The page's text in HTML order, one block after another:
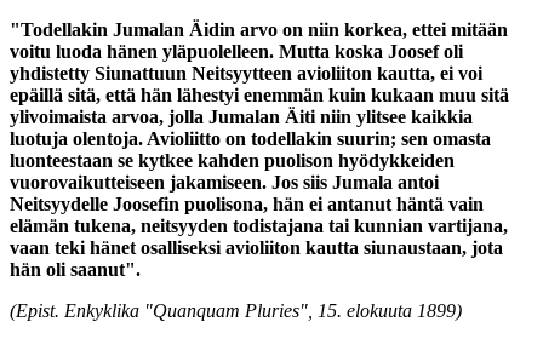
"Todellakin Jumalan Äidin arvo on niin korkea, ettei mitään
voitu luoda hänen yläpuolelleen. Mutta koska Joosef oli
yhdistetty Siunattuun Neitsyytteen avioliiton kautta, ei voi
epäillä sitä, että hän lähestyi enemmän kuin kukaan muu sitä
ylivoimaista arvoa, jolla Jumalan Äiti niin ylitsee kaikkia
luotuja olentoja. Avioliitto on todellakin suurin; sen omasta
luonteestaan se kytkee kahden puolison hyödykkeiden
vuorovaikutteiseen jakamiseen. Jos siis Jumala antoi
Neitsyydelle Joosefin puolisona, hän ei antanut häntä vain
elämän tukena, neitsyyden todistajana tai kunnian vartijana,
vaan teki hänet osalliseksi avioliiton kautta siunaustaan, jota
hän oli saanut".
(Epist. Enkyklika "Quanquam Pluries", 15. elokuuta 1899)